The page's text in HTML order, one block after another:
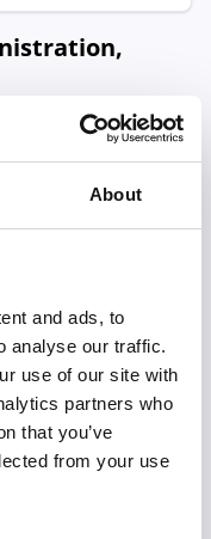
About
and ads, to
analyse our traffic.
use of our site with
partners who
that you’ve
from your use